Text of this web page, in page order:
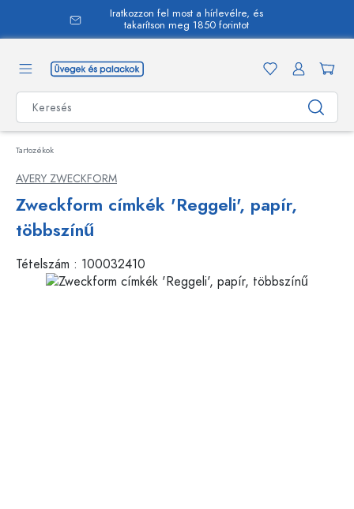
Iratkozzon fel most a hírlevélre, és
takarítson meg 1850 forintot
Tartozékok
AVERY ZWECKFORM
Zweckform címkék 'Reggeli', papír,
többszínű
Tételszám : 100032410